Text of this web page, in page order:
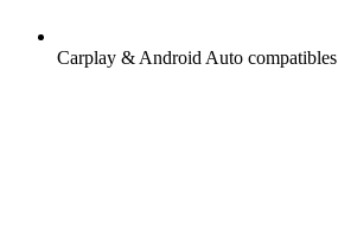
Carplay & Android Auto compatibles